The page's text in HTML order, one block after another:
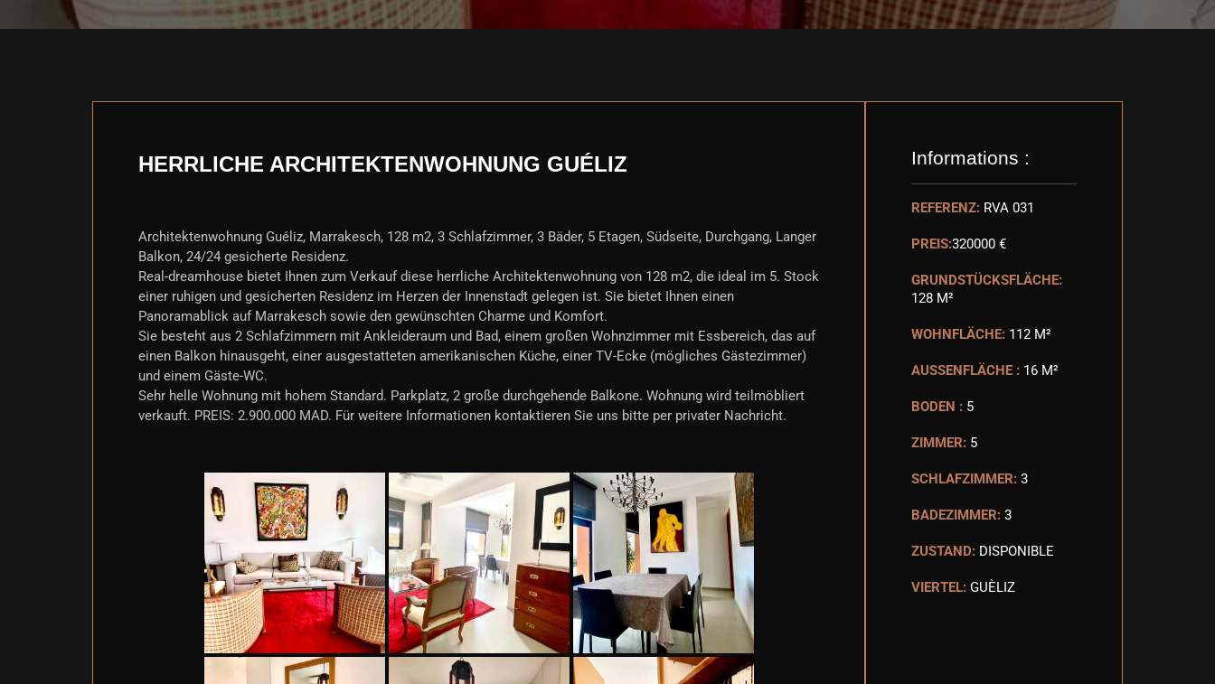
HERRLICHE ARCHITEKTENWOHNUNG GUÉLIZ
Architektenwohnung Guéliz, Marrakesch, 128 m2, 3 Schlafzimmer, 3 Bäder, 5 Etagen, Südseite, Durchgang, Langer
Balkon, 24/24 gesicherte Residenz.
Real-dreamhouse bietet Ihnen zum Verkauf diese herrliche Architektenwohnung von 128 m2, die ideal im 5. Stock
einer ruhigen und gesicherten Residenz im Herzen der Innenstadt gelegen ist. Sie bietet Ihnen einen
Panoramablick auf Marrakesch sowie den gewünschten Charme und Komfort.
Sie besteht aus 2 Schlafzimmern mit Ankleideraum und Bad, einem großen Wohnzimmer mit Essbereich, das auf
einen Balkon hinausgeht, einer ausgestatteten amerikanischen Küche, einer TV-Ecke (mögliches Gästezimmer)
und einem Gäste-WC.
Sehr helle Wohnung mit hohem Standard. Parkplatz, 2 große durchgehende Balkone. Wohnung wird teilmöbliert
verkauft. PREIS: 2.900.000 MAD. Für weitere Informationen kontaktieren Sie uns bitte per privater Nachricht.
Informations :
REFERENZ: RVA 031
PREIS:320000 €
GRUNDSTÜCKSFLÄCHE:
128 M²
WOHNFLÄCHE: 112 M²
AUSSENFLÄCHE : 16 M²
BODEN : 5
ZIMMER: 5
SCHLAFZIMMER: 3
BADEZIMMER: 3
ZUSTAND: DISPONIBLE
VIERTEL: GUÈLIZ